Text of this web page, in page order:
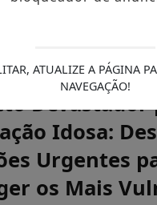
Devastador
Idosa:
Urgentes
os Mais
ATUALIZE A PÁGINA
NAVEGAÇÃO!